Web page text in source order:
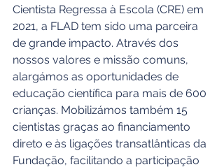
Cientista Regressa à Escola (CRE) em
2021, a FLAD tem sido uma parceira
de grande impacto. Através dos
nossos valores e missão comuns,
alargámos as oportunidades de
educação científica para mais de 600
crianças. Mobilizámos também 15
cientistas graças ao financiamento
direto e às ligações transatlânticas da
Fundação, facilitando a participação